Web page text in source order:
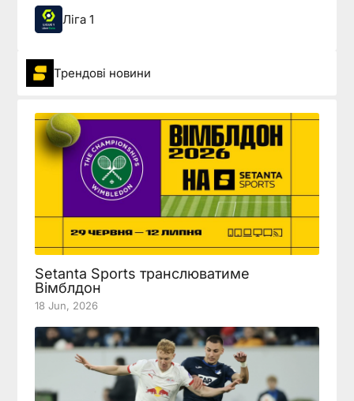
Ліга 1
Трендові новини
Setanta Sports транслюватиме
Вімблдон
18 Jun, 2026